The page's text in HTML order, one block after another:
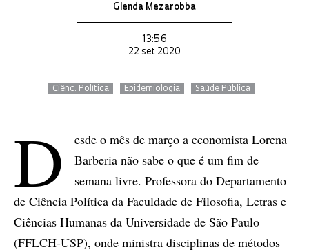
Glenda Mezarobba
13:56
22 set 2020
Ciênc. Política Epidemiologia Saúde Pública
D
esde o mês de março a economista Lorena
Barberia não sabe o que é um fim de
semana livre. Professora do Departamento
de Ciência Política da Faculdade de Filosofia, Letras e
Ciências Humanas da Universidade de São Paulo
(FFLCH-USP), onde ministra disciplinas de métodos